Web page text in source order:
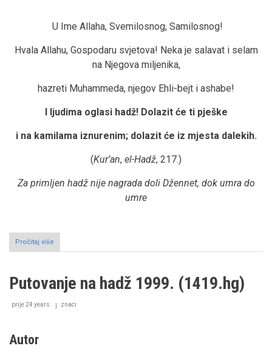
U Ime Allaha, Svemilosnog, Samilosnog!
Hvala Allahu, Gospodaru svjetova! Neka je salavat i selam
na Njegova miljenika,
hazreti Muhammeda, njegov Ehli-bejt i ashabe!
I ljudima oglasi hadž! Dolazit će ti pješke
i na kamilama iznurenim; dolazit će iz mjesta dalekih.
(Kur’an, el-Hadž, 217.)
Za primljen hadž nije nagrada doli Džennet, dok umra do
umre
Pročitaj više
Putopis
2006.
Putovanje na hadž 1999. (1419.hg)
prije 24 years znaci
Autor